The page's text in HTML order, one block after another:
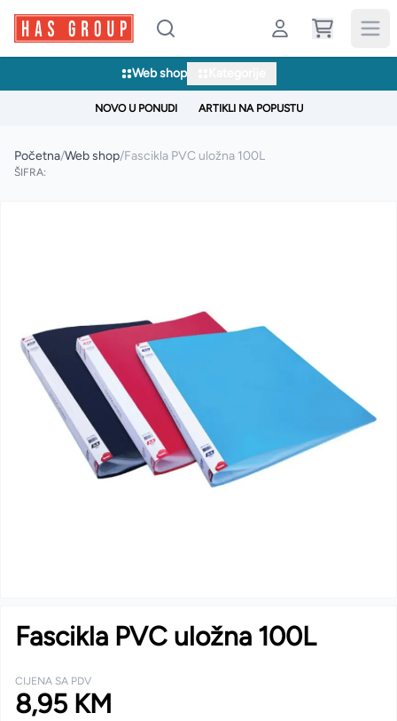
Web shop
NOVO U PONUDI ARTIKLI NA POPUSTU
Početna/Web shop/Fascikla PVC uložna 100L
ŠIFRA:
Fascikla PVC uložna 100L
CIJENA SA PDV
8,95 KM